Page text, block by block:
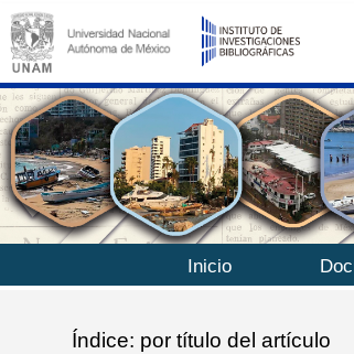
Inicio
Índice: por título del artículo